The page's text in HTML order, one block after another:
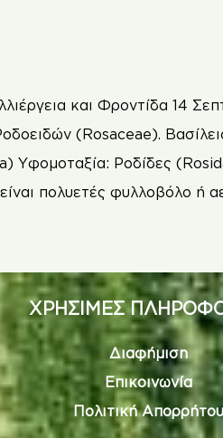
και Φροντίδα 14
(Rosaceae).
Υφομοταξία: Ροδίδες
πολυετές φυλλοβόλο ή
ΧΡΗΣΙΜΕΣ
Διαφήμιση
Επικοινωνία
Πολιτική Απορρήτου